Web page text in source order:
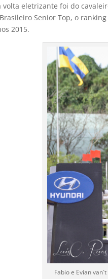
volta eletrizante foi do
Senior Top, o
2015.
Fabio e Evian